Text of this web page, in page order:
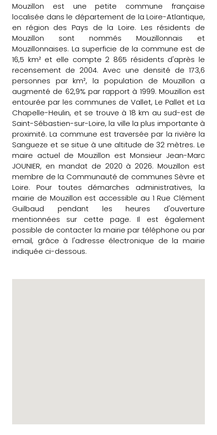
Mouzillon est une petite commune française
localisée dans le département de la Loire-Atlantique,
en région des Pays de la Loire. Les résidents de
Mouzillon sont nommés Mouzillonnais et
Mouzillonnaises. La superficie de la commune est de
16,5 km² et elle compte 2 865 résidents d'après le
recensement de 2004. Avec une densité de 173,6
personnes par km², la population de Mouzillon a
augmenté de 62,9% par rapport à 1999. Mouzillon est
entourée par les communes de Vallet, Le Pallet et La
Chapelle-Heulin, et se trouve à 18 km au sud-est de
Saint-Sébastien-sur-Loire, la ville la plus importante à
proximité. La commune est traversée par la rivière la
Sangueze et se situe à une altitude de 32 mètres. Le
maire actuel de Mouzillon est Monsieur Jean-Marc
JOUNIER, en mandat de 2020 à 2026. Mouzillon est
membre de la Communauté de communes Sèvre et
Loire. Pour toutes démarches administratives, la
mairie de Mouzillon est accessible au 1 Rue Clément
Guilbaud pendant les heures d'ouverture
mentionnées sur cette page. Il est également
possible de contacter la mairie par téléphone ou par
email, grâce à l'adresse électronique de la mairie
indiquée ci-dessous.